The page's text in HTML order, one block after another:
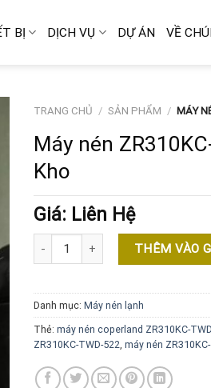
BỊ DỊCH VỤ DỰ ÁN VỀ
TRANG CHỦ / SẢN PHẨM / MÁY
Máy nén
Kho
Giá: Liên Hệ
Máy nén ZR310KC-TWD-522 Hàng
THÊM VÀO
Danh mục: Máy nén lạnh
Thẻ: máy nén coperland ZR310KC-
ZR310KC-TWD-522, máy nén